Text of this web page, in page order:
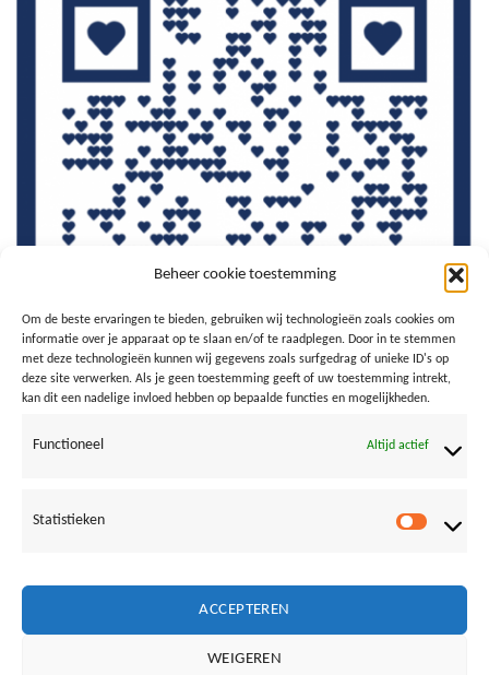
Beheer cookie toestemming
Om de beste ervaringen te bieden, gebruiken wij technologieën zoals cookies om
informatie over je apparaat op te slaan en/of te raadplegen. Door in te stemmen
met deze technologieën kunnen wij gegevens zoals surfgedrag of unieke ID's op
deze site verwerken. Als je geen toestemming geeft of uw toestemming intrekt,
kan dit een nadelige invloed hebben op bepaalde functies en mogelijkheden.
Functioneel Altijd actief
Statistieken
ACCEPTEREN
WEIGEREN
Both comments and trackbacks are currently closed.
Next→